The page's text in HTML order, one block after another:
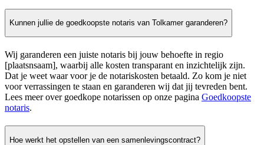
Kunnen jullie de goedkoopste notaris van Tolkamer garanderen?
Wij garanderen een juiste notaris bij jouw behoefte in regio
[plaatsnsaam], waarbij alle kosten transparant en inzichtelijk zijn.
Dat je weet waar voor je de notariskosten betaald. Zo kom je niet
voor verrassingen te staan en garanderen wij dat jij tevreden bent.
Lees meer over goedkope notarissen op onze pagina Goedkoopste
notaris.
Hoe werkt het opstellen van een samenlevingscontract?